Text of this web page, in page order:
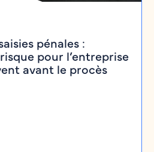
pénales :
pour l’entreprise
avant le procès